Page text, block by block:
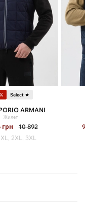
Select ★
ARMANI
Жилет
грн
10 892
2XL, 3XL